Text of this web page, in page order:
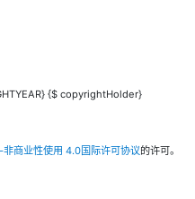
{$ copyrightHolder}
商业性使用 4.0国际许可协议的许可。